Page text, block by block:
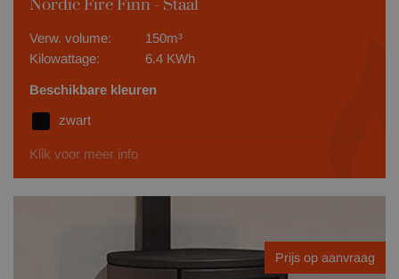
Nordic Fire Finn - Staal
Verw. volume:
150m³
Kilowattage:
6.4 KWh
Beschikbare kleuren
zwart
Klik voor meer info
Prijs op aanvraag